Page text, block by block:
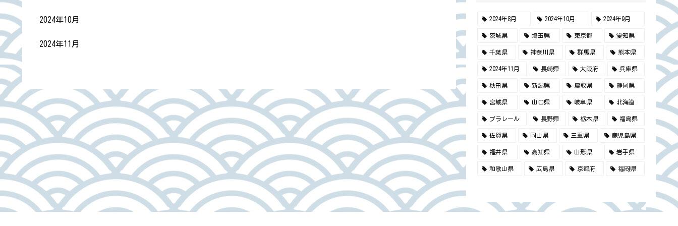
2024年10月
2024年11月
2024年8月 2024年10月 2024年9月
茨城県 埼玉県 東京都 愛知県
千葉県 神奈川県 群馬県 熊本県
2024年11月 長崎県 大阪府 兵庫県
秋田県 新潟県 鳥取県 静岡県
宮城県 山口県 岐阜県 北海道
プラレール 長野県 栃木県 福島県
佐賀県 岡山県 三重県 鹿児島県
福井県 高知県 山形県 岩手県
和歌山県 広島県 京都府 福岡県